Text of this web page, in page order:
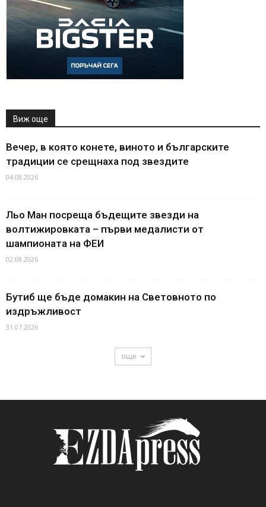
Виж още
Вечер, в която конете, виното и българските
традиции се срещнаха под звездите
04.08.2026
Льо Ман посреща бъдещите звезди на
волтижировката – първи медалисти от
шампионата на ФЕИ
02.08.2026
Бутиб ще бъде домакин на Световното по
издръжливост
31.07.2026
още